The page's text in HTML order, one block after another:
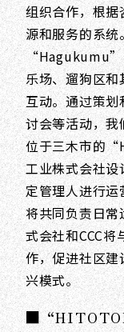
组织合作，根
源和服务的系统
“Hagukumu”
乐场、遛狗区
互动。通过策
讨会等活动，
位于三木市的
工业株式会社
定管理人进行运
将共同负责日
式会社和CCC
作，促进社区
兴模式。
■